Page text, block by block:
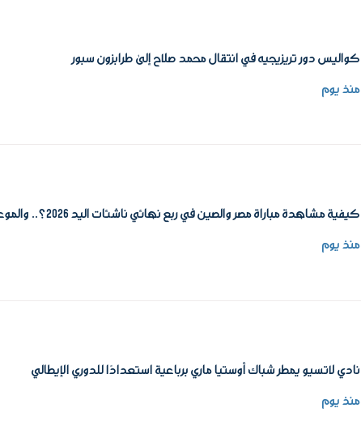
كواليس دور تريزيجيه في انتقال محمد صلاح إلى طرابزون سبور
منذ يوم
كيفية مشاهدة مباراة مصر والصين في ربع نهائي ناشئات اليد 2026؟.. والموعد
منذ يوم
نادي لاتسيو يمطر شباك أوستيا ماري برباعية استعدادًا للدوري الإيطالي
منذ يوم